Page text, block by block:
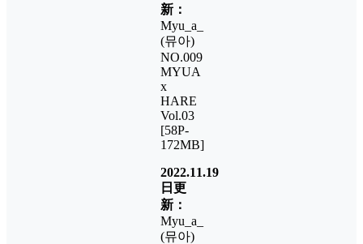
新：
Myu_a_
(뮤아)
NO.009
MYUA
x
HARE
Vol.03
[58P-
172MB]
2022.11.19
日更
新：
Myu_a_
(뮤아)